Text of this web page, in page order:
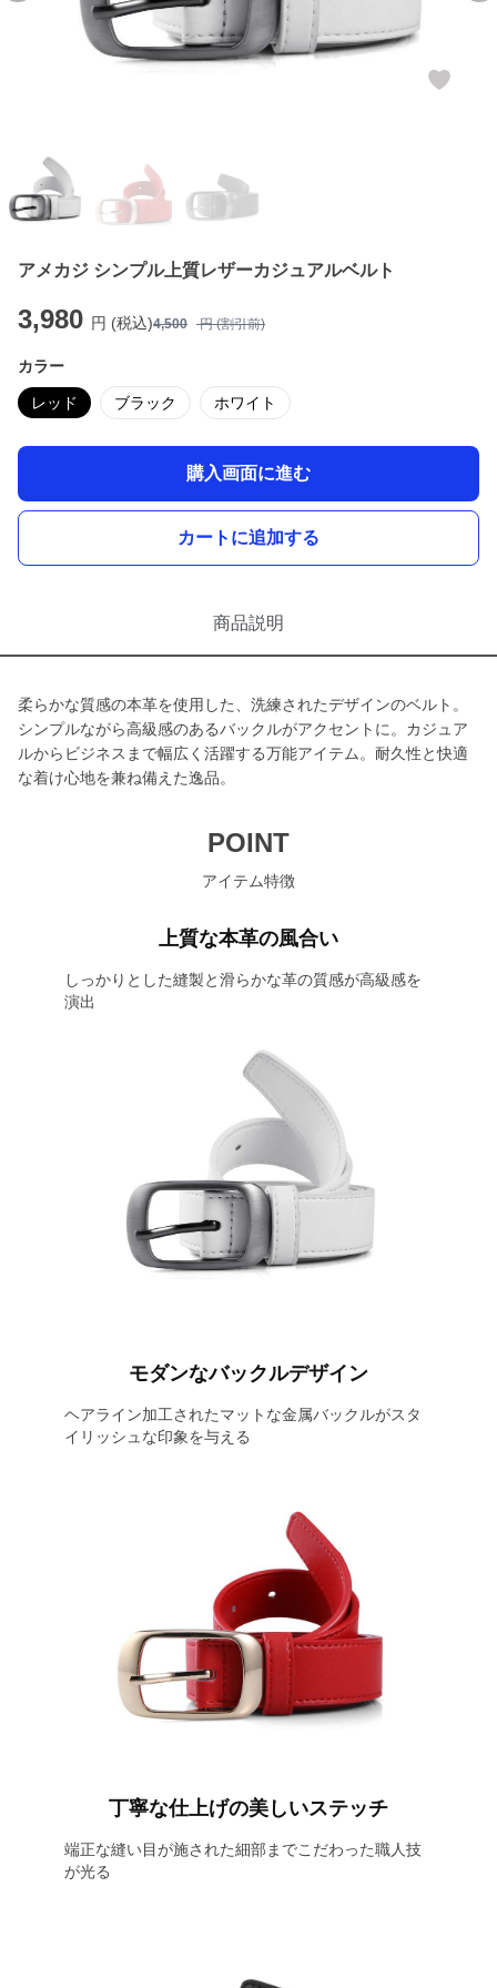
アメカジ シンプル上質レザーカジュアルベルト
3,980 円 (税込)4,500 円 (割引前)
カラー
レッド ブラック ホワイト
購入画面に進む
カートに追加する
商品説明
柔らかな質感の本革を使用した、洗練されたデザインのベルト。
シンプルながら高級感のあるバックルがアクセントに。カジュア
ルからビジネスまで幅広く活躍する万能アイテム。耐久性と快適
な着け心地を兼ね備えた逸品。
POINT
アイテム特徴
上質な本革の風合い
しっかりとした縫製と滑らかな革の質感が高級感を
演出
モダンなバックルデザイン
ヘアライン加工されたマットな金属バックルがスタ
イリッシュな印象を与える
丁寧な仕上げの美しいステッチ
端正な縫い目が施された細部までこだわった職人技
が光る